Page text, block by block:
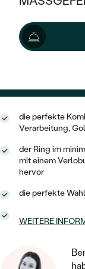
KLASSISCH
MEMOIRE
V-FORM
VINTAGE
VON
MIT
HALO
IM SET
GESTALTE EINEN
WÄHLE
WENN
NACH TYP
OHRRINGE
RINGE
PLATIN
CREOLEN
SOLITÄR
HERZ
GOLD
SILBER
NACH STYL
SOLITÄR
ZUR
GOLD
SILBER
PLATIN
Stunden.
Lieferoptionen
die perfekte
Verarbeitung,
der Ring im
mit einem
hervor
die perfekte
WEITERE